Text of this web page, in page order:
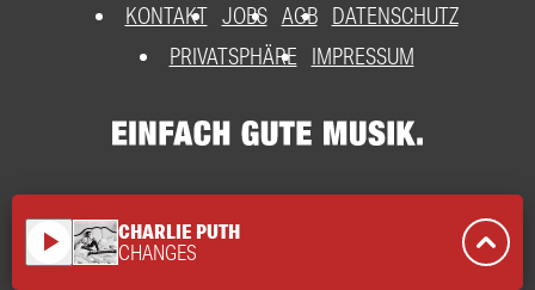
KONTAKT JOBS AGB DATENSCHUTZ
PRIVATSPHÄRE
IMPRESSUM
play_arrow CHARLIE PUTH
CHANGES